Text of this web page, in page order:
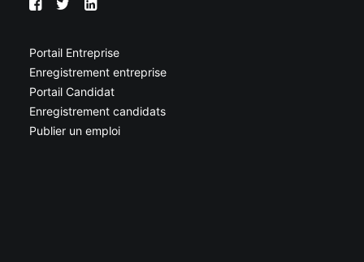
Portail Entreprise
Enregistrement entreprise
Portail Candidat
Enregistrement candidats
Publier un emploi